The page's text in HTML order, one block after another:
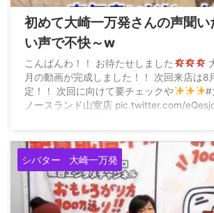
初めて大崎一万発さんの声聞い
い声で不快～w
こんばんわ！！ お待たせしました
月の動画が完成しました！！ 次回来店は8
定！！ 次回に向けて要チェックや
#
ノースランド山室店 pic.twitter.com/
シバター 大崎一万発